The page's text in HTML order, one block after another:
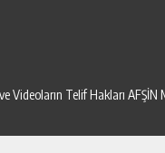
Videoların Telif Hakları